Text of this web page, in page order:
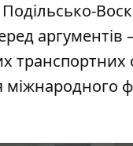
аргументів
міжнародного